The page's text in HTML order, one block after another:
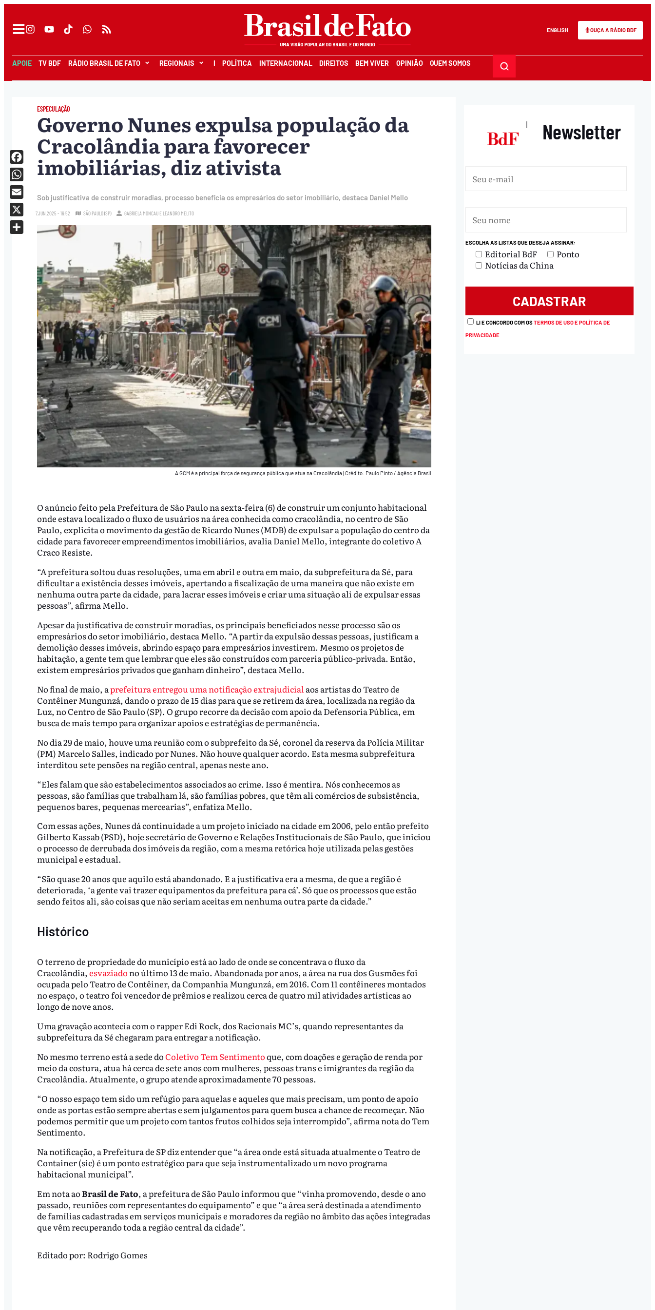
ENGLISH OUÇA A RÁDIO BDF
APOIE TV BDF RÁDIO BRASIL DE FATO REGIONAIS I POLÍTICA INTERNACIONAL DIREITOS BEM VIVER OPINIÃO QUEM SOMOS
ESPECULAÇÃO
Governo Nunes expulsa população da
Cracolândia para favorecer
imobiliárias, diz ativista
Sob justificativa de construir moradias, processo beneficia os empresários do setor imobiliário, destaca Daniel Mello
7.JUN.2025 - 16:52 SÃO PAULO (SP) GABRIELA MONCAU E LEANDRO MELITO
A GCM é a principal força de segurança pública que atua na Cracolândia |Crédito: Paulo Pinto / Agência Brasil
O anúncio feito pela Prefeitura de São Paulo na sexta-feira (6) de construir um conjunto habitacional
onde estava localizado o fluxo de usuários na área conhecida como cracolândia, no centro de São
Paulo, explicita o movimento da gestão de Ricardo Nunes (MDB) de expulsar a população do centro da
cidade para favorecer empreendimentos imobiliários, avalia Daniel Mello, integrante do coletivo A
Craco Resiste.
“A prefeitura soltou duas resoluções, uma em abril e outra em maio, da subprefeitura da Sé, para
dificultar a existência desses imóveis, apertando a fiscalização de uma maneira que não existe em
nenhuma outra parte da cidade, para lacrar esses imóveis e criar uma situação ali de expulsar essas
pessoas”, afirma Mello.
Apesar da justificativa de construir moradias, os principais beneficiados nesse processo são os
empresários do setor imobiliário, destaca Mello. “A partir da expulsão dessas pessoas, justificam a
demolição desses imóveis, abrindo espaço para empresários investirem. Mesmo os projetos de
habitação, a gente tem que lembrar que eles são construídos com parceria público-privada. Então,
existem empresários privados que ganham dinheiro”, destaca Mello.
No final de maio, aprefeitura entregou uma notificação extrajudicial aos artistas do Teatro de
Contêiner Mungunzá, dando o prazo de 15 dias para que se retirem da área, localizada na região da
Luz, no Centro de São Paulo (SP). O grupo recorre da decisão com apoio da Defensoria Pública, em
busca de mais tempo para organizar apoios e estratégias de permanência.
No dia 29 de maio, houve uma reunião com o subprefeito da Sé, coronel da reserva da Polícia Militar
(PM) Marcelo Salles, indicado por Nunes. Não houve qualquer acordo. Esta mesma subprefeitura
interditou sete pensões na região central, apenas neste ano.
“Eles falam que são estabelecimentos associados ao crime. Isso é mentira. Nós conhecemos as
pessoas, são famílias que trabalham lá, são famílias pobres, que têm ali comércios de subsistência,
pequenos bares, pequenas mercearias”, enfatiza Mello.
Com essas ações, Nunes dá continuidade a um projeto iniciado na cidade em 2006, pelo então prefeito
Gilberto Kassab (PSD), hoje secretário de Governo e Relações Institucionais de São Paulo, que iniciou
o processo de derrubada dos imóveis da região, com a mesma retórica hoje utilizada pelas gestões
municipal e estadual.
“São quase 20 anos que aquilo está abandonado. E a justificativa era a mesma, de que a região é
deteriorada, ‘a gente vai trazer equipamentos da prefeitura para cá’. Só que os processos que estão
sendo feitos ali, são coisas que não seriam aceitas em nenhuma outra parte da cidade.”
Histórico
O terreno de propriedade do município está ao lado de onde se concentrava o fluxo da
Cracolândia, esvaziado no último 13 de maio. Abandonada por anos, a área na rua dos Gusmões foi
ocupada pelo Teatro de Contêiner, da Companhia Mungunzá, em 2016. Com 11 contêineres montados
no espaço, o teatro foi vencedor de prêmios e realizou cerca de quatro mil atividades artísticas ao
longo de nove anos.
Uma gravação acontecia com o rapper Edi Rock, dos Racionais MC’s, quando representantes da
subprefeitura da Sé chegaram para entregar a notificação.
No mesmo terreno está a sede doColetivo Tem Sentimentoque, com doações e geração de renda por
meio da costura, atua há cerca de sete anos com mulheres, pessoas trans e imigrantes da região da
Cracolândia. Atualmente, o grupo atende aproximadamente 70 pessoas.
“O nosso espaço tem sido um refúgio para aquelas e aqueles que mais precisam, um ponto de apoio
onde as portas estão sempre abertas e sem julgamentos para quem busca a chance de recomeçar. Não
podemos permitir que um projeto com tantos frutos colhidos seja interrompido”, afirma nota do Tem
Sentimento.
Na notificação, a Prefeitura de SP diz entender que “a área onde está situada atualmente o Teatro de
Container (sic) é um ponto estratégico para que seja instrumentalizado um novo programa
habitacional municipal”.
Em nota aoBrasil de Fato, a prefeitura de São Paulo informou que “vinha promovendo, desde o ano
passado, reuniões com representantes do equipamento” e que “a área será destinada a atendimento
de famílias cadastradas em serviços municipais e moradores da região no âmbito das ações integradas
que vêm recuperando toda a região central da cidade”.
Facebook
WhatsApp
Email
X
Editado por: Rodrigo Gomes
| Newsletter
ESCOLHA AS LISTAS QUE DESEJA ASSINAR:
Editorial BdF
Ponto
Notícias da China
LI E CONCORDO COM OSTERMOS DE USO E POLÍTICA DE
PRIVACIDADE